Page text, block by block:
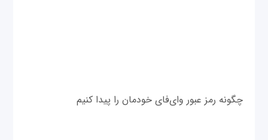
چگونه رمز عبور وای‌فای خودمان را پیدا کنیم